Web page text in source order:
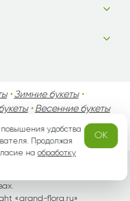
• Зимние букеты•
• Весенние букеты
•
Праздники!
«grand-flora.ru»
удобства
Продолжая
наобработку
OK